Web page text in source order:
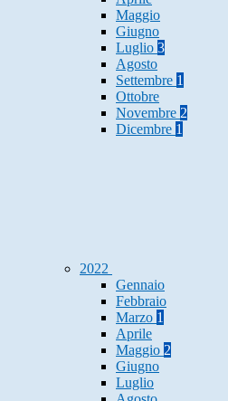
Maggio
Giugno
Luglio 3
Agosto
Settembre 1
Ottobre
Novembre 2
Dicembre 1
2022
Gennaio
Febbraio
Marzo 1
Aprile
Maggio 2
Giugno
Luglio